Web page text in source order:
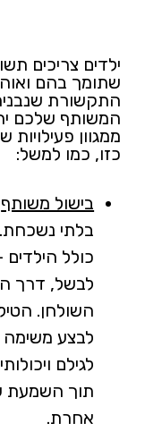
ילדים צריכים
שתומך בהם
התקשורת
המשותף שלכם
ממגוון
כזו, כמו למשל:
בישול משותף
בלתי
כולל
לבשל, דרך
השולחן.
לבצע
לגילם
תוך השמעת
אחרת.